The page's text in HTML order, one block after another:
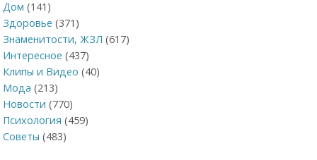
Дом (141)
Здоровье (371)
Знаменитости, ЖЗЛ (617)
Интересное (437)
Клипы и Видео (40)
Мода (213)
Новости (770)
Психология (459)
Советы (483)